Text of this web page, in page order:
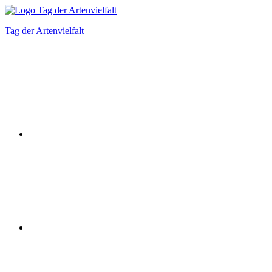
Zum
springen
Tag der Artenvielfalt